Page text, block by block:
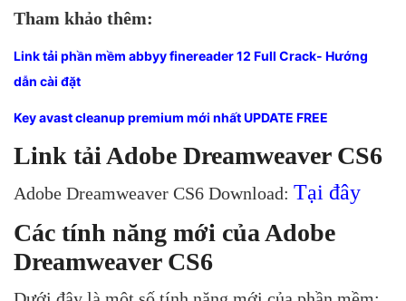
Tham khảo thêm:
Link tải phần mềm abbyy finereader 12 Full Crack- Hướng
dẫn cài đặt
Key avast cleanup premium mới nhất UPDATE FREE
Link tải Adobe Dreamweaver CS6
Adobe Dreamweaver CS6 Download: Tại đây
Các tính năng mới của Adobe
Dreamweaver CS6